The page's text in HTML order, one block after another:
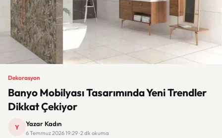
Dekorasyon
Banyo Mobilyası Tasarımında Yeni Trendler
Dikkat Çekiyor
Y Yazar Kadın
6 Temmuz 2026 19:29 · 2 dk okuma